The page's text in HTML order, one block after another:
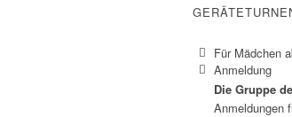
Für Mädchen
Anmeldung
Die Gruppe
Anmeldungen